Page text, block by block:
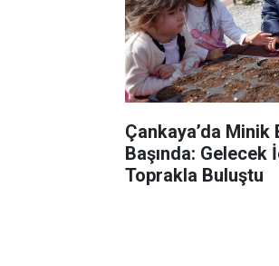
Çankaya’da Minik
Başında:
Toprakla Buluştu